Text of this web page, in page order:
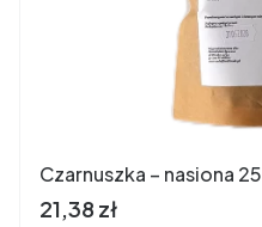
Czarnuszka – nasiona
Cena brutto
21,38 zł